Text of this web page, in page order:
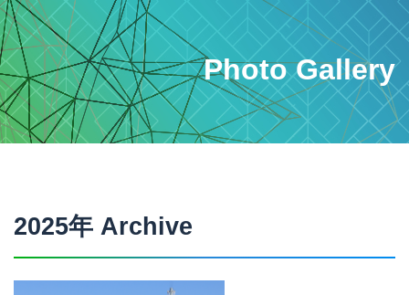
Photo Gallery
2025年 Archive